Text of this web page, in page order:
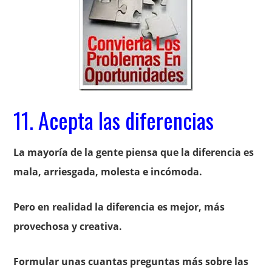
11. Acepta las diferencias
La mayoría de la gente piensa que la diferencia es
mala, arriesgada, molesta e incómoda.
Pero en realidad la diferencia es mejor, más
provechosa y creativa.
Formular unas cuantas preguntas más sobre las